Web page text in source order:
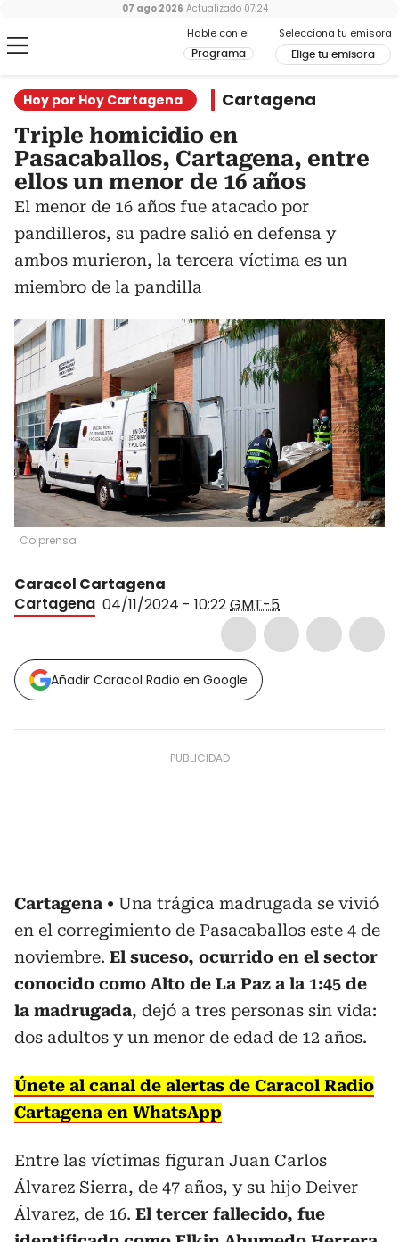
Hable con el
Programa
Selecciona tu emisora
Elige tu emisora
07 ago 2026 Actualizado 07:24
Hoy por Hoy Cartagena Cartagena
Triple homicidio en
Pasacaballos, Cartagena, entre
ellos un menor de 16 años
El menor de 16 años fue atacado por
pandilleros, su padre salió en defensa y
ambos murieron, la tercera víctima es un
miembro de la pandilla
Colprensa
Caracol Cartagena
Cartagena 04/11/2024 - 10:22GMT-5
Añadir Caracol Radio en Google
Cartagena
Una trágica madrugada se vivió
en el corregimiento de Pasacaballos este 4 de
noviembre. El suceso, ocurrido en el sector
conocido como Alto de La Paz a la 1:45 de
la madrugada, dejó a tres personas sin vida:
dos adultos y un menor de edad de 12 años.
Únete al canal de alertas de Caracol Radio
Cartagena en WhatsApp
Entre las víctimas figuran Juan Carlos
Álvarez Sierra, de 47 años, y su hijo Deiver
Álvarez, de 16. El tercer fallecido, fue